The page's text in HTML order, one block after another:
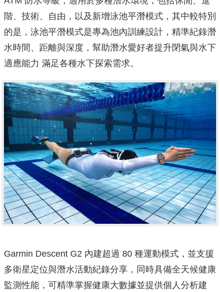
階、技術、自由，以及新增泳池平潛模式，其中較特別
的是，泳池平潛模式是專為池內訓練設計，精準紀錄潛
水時間、距離與深度，幫助潛水愛好者提升閉氣與水下
適應能力 滿足各種水下探索需求。
多衛星定位與潛水活動紀錄分享，同時具備全天候健康
監測性能，可精準掌握健康大數據並提供個人分析建
議，掌握陸地水下最佳狀態。續航方面，全新 Descent